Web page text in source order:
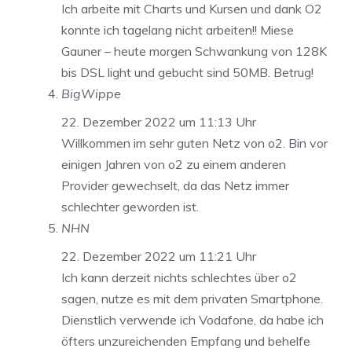
Ich arbeite mit Charts und Kursen und dank O2
konnte ich tagelang nicht arbeiten!! Miese
Gauner – heute morgen Schwankung von 128K
bis DSL light und gebucht sind 50MB. Betrug!
BigWippe
22. Dezember 2022 um 11:13 Uhr
Willkommen im sehr guten Netz von o2. Bin vor
einigen Jahren von o2 zu einem anderen
Provider gewechselt, da das Netz immer
schlechter geworden ist.
NHN
22. Dezember 2022 um 11:21 Uhr
Ich kann derzeit nichts schlechtes über o2
sagen, nutze es mit dem privaten Smartphone.
Dienstlich verwende ich Vodafone, da habe ich
öfters unzureichenden Empfang und behelfe